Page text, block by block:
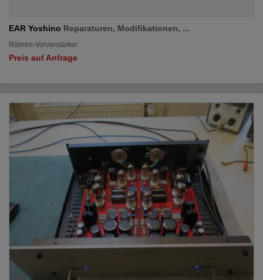
EAR Yoshino Reparaturen, Modifikationen, ...
Röhren-Vorverstärker
Preis auf Anfrage